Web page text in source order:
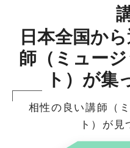
日本全国か
師（ミュー
ト）が集
相性の良い講師（
ト）が見